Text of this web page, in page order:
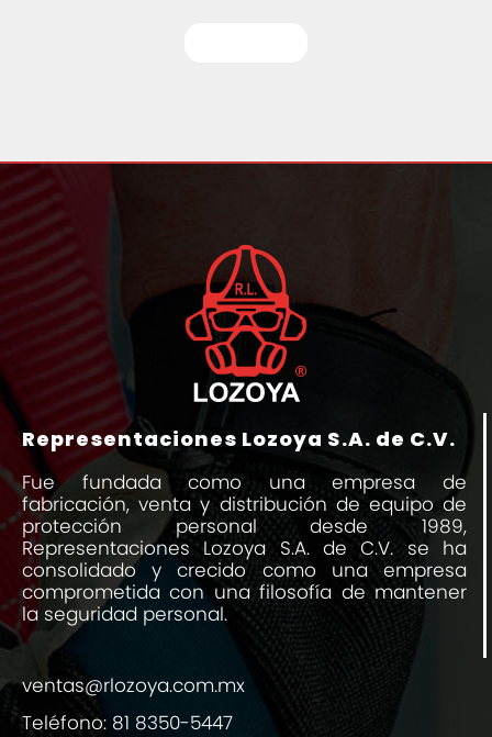
Representaciones Lozoya S.A. de C.V.
Fue fundada como una empresa de
fabricación, venta y distribución de equipo de
protección personal desde 1989,
Representaciones Lozoya S.A. de C.V. se ha
consolidado y crecido como una empresa
comprometida con una filosofía de mantener
la seguridad personal.
ventas@rlozoya.com.mx
Teléfono: 81 8350-5447